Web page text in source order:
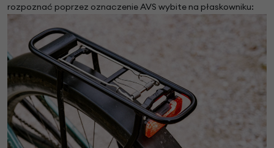
rozpoznać poprzez oznaczenie AVS wybite na płaskowniku: